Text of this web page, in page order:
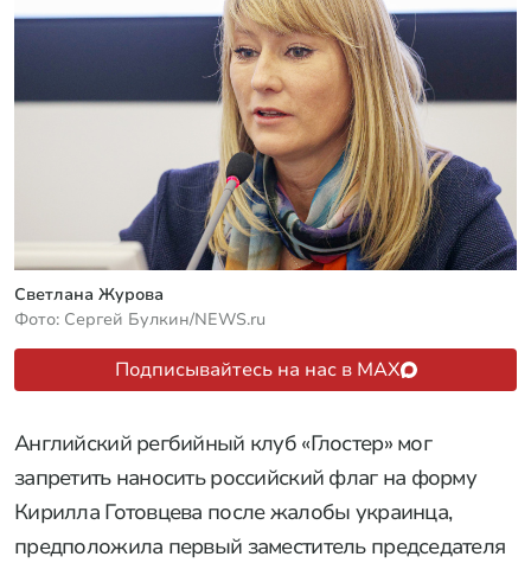
Светлана Журова
Фото: Сергей Булкин/NEWS.ru
Подписывайтесь на нас в MAX
Английский регбийный клуб «Глостер» мог
запретить наносить российский флаг на форму
Кирилла Готовцева после жалобы украинца,
предположила первый заместитель председателя